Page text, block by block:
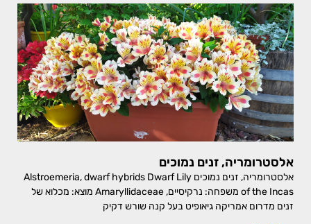
אלסטרומריה, זנים נמוכים
אלסטרומריה, זנים נמוכים Alstroemeria, dwarf hybrids Dwarf Lily
of the Incas משפחה: נרקיסיים, Amaryllidaceae מוצא: מכלוא של
זנים מדרום אמריקה גיאופיט בעל קנה שורש דקיק